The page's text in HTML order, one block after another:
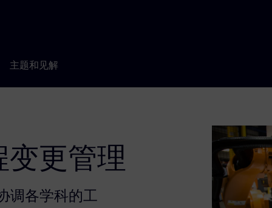
主题和见解
更管理
调各学科的工